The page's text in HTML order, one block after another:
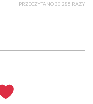
PRZECZYTANO 30 285 RAZY